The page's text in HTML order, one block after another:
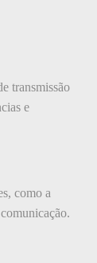
transmissão
e
como a